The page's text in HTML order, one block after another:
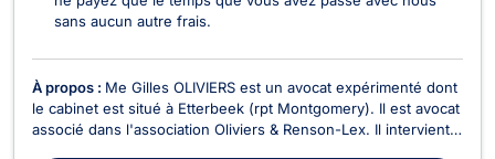
sans aucun autre frais.
À propos : Me Gilles OLIVIERS est un avocat expérimenté dont
le cabinet est situé à Etterbeek (rpt Montgomery). Il est avocat
associé dans l'association Oliviers & Renson-Lex. Il intervient